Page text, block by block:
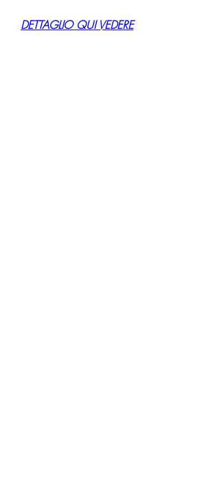
DETTAGLIO QUI VEDERE